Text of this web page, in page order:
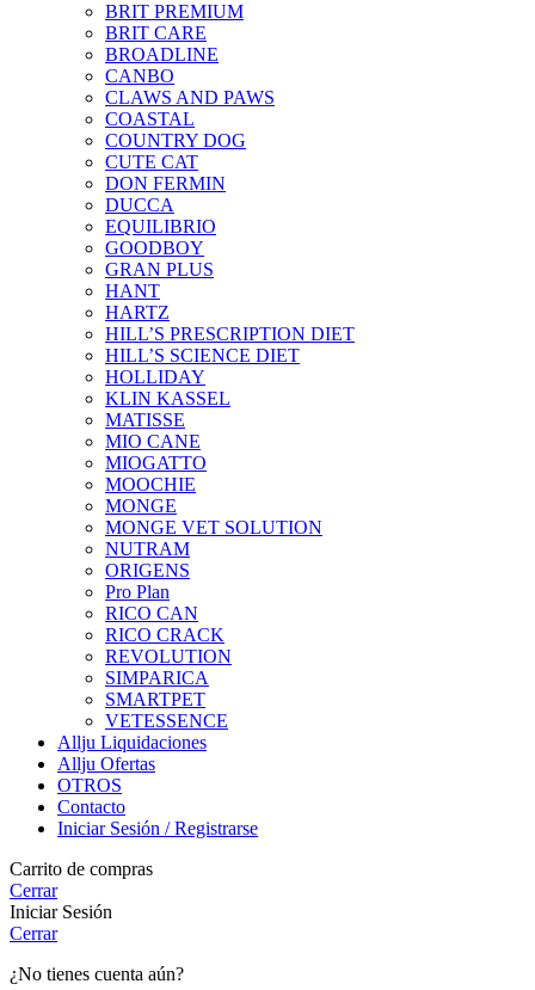
BRIT PREMIUM
BRIT CARE
BROADLINE
CANBO
CLAWS AND PAWS
COASTAL
COUNTRY DOG
CUTE CAT
DON FERMIN
DUCCA
EQUILIBRIO
GOODBOY
GRAN PLUS
HANT
HARTZ
HILL’S PRESCRIPTION DIET
HILL’S SCIENCE DIET
HOLLIDAY
KLIN KASSEL
MATISSE
MIO CANE
MIOGATTO
MOOCHIE
MONGE
MONGE VET SOLUTION
NUTRAM
ORIGENS
Pro Plan
RICO CAN
RICO CRACK
REVOLUTION
SIMPARICA
SMARTPET
VETESSENCE
Allju Liquidaciones
Allju Ofertas
OTROS
Contacto
Iniciar Sesión / Registrarse
Carrito de compras
Cerrar
Iniciar Sesión
Cerrar
¿No tienes cuenta aún?